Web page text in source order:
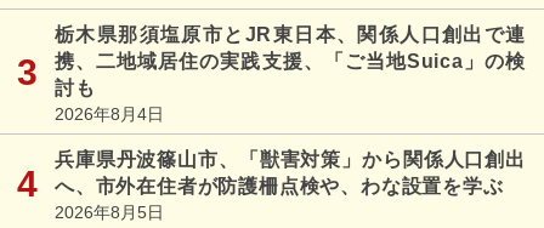
栃木県那須塩原市とJR東日本、関係人口創出で連
携、二地域居住の実践支援、「ご当地Suica」の検
討も
2026年8月4日
兵庫県丹波篠山市、「獣害対策」から関係人口創出
へ、市外在住者が防護柵点検や、わな設置を学ぶ
2026年8月5日